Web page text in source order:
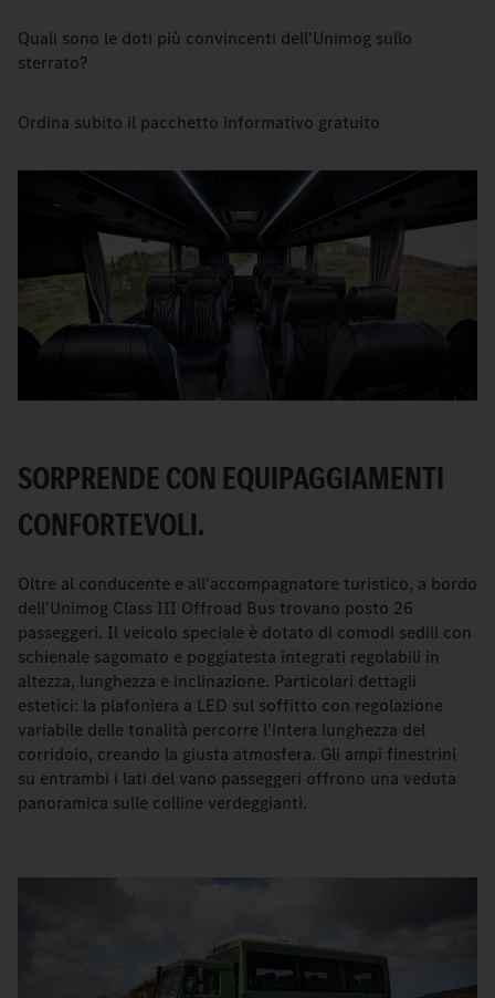
Quali sono le doti più convincenti dell'Unimog sullo
sterrato?
Ordina subito il pacchetto informativo gratuito
SORPRENDE CON EQUIPAGGIAMENTI
CONFORTEVOLI.
Oltre al conducente e all'accompagnatore turistico, a bordo
dell'Unimog Class III Offroad Bus trovano posto 26
passeggeri. Il veicolo speciale è dotato di comodi sedili con
schienale sagomato e poggiatesta integrati regolabili in
altezza, lunghezza e inclinazione. Particolari dettagli
estetici: la plafoniera a LED sul soffitto con regolazione
variabile delle tonalità percorre l'intera lunghezza del
corridoio, creando la giusta atmosfera. Gli ampi finestrini
su entrambi i lati del vano passeggeri offrono una veduta
panoramica sulle colline verdeggianti.